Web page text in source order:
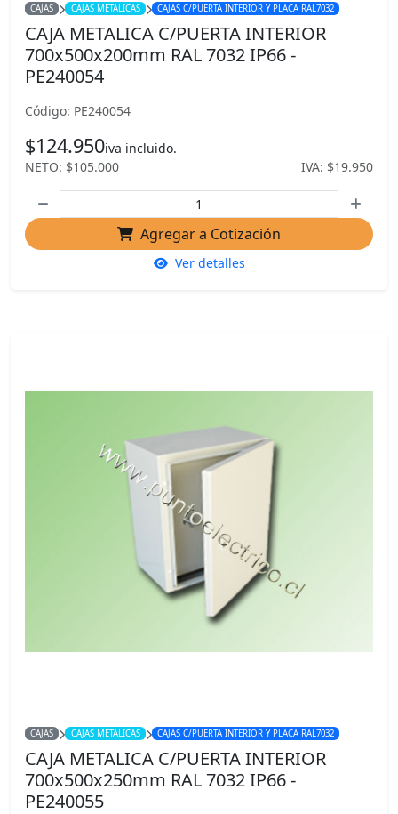
CAJAS CAJAS METALICAS CAJAS C/PUERTA INTERIOR Y PLACA RAL7032
CAJA METALICA C/PUERTA INTERIOR
700x500x200mm RAL 7032 IP66 -
PE240054
Código: PE240054
$124.950iva incluido.
NETO: $105.000
IVA: $19.950
Agregar a Cotización
Ver detalles
CAJAS CAJAS METALICAS CAJAS C/PUERTA INTERIOR Y PLACA RAL7032
CAJA METALICA C/PUERTA INTERIOR
700x500x250mm RAL 7032 IP66 -
PE240055